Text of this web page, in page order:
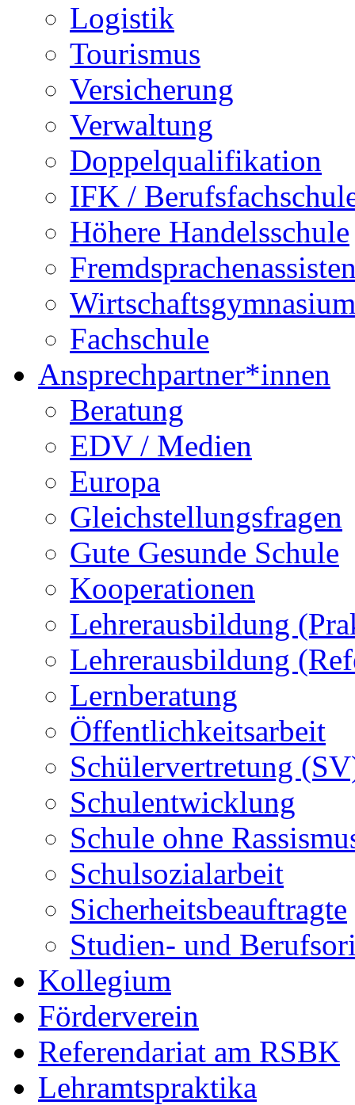
Logistik
Tourismus
Versicherung
Verwaltung
Doppelqualifikation
IFK /
Höhere Handelsschule
Wirtschaftsgymnasium
Fachschule
Ansprechpartner*innen
Beratung
EDV / Medien
Europa
Gleichstellungsfragen
Gute Gesunde Schule
Kooperationen
Lehrerausbildung
Lehrerausbildung
Lernberatung
Öffentlichkeitsarbeit
Schülervertretung
Schulentwicklung
Schule ohne
Schulsozialarbeit
Sicherheitsbeauftragte
Studien- und
Kollegium
Förderverein
Referendariat am RSBK
Lehramtspraktika